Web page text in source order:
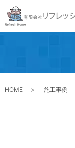
HOME 施工事例